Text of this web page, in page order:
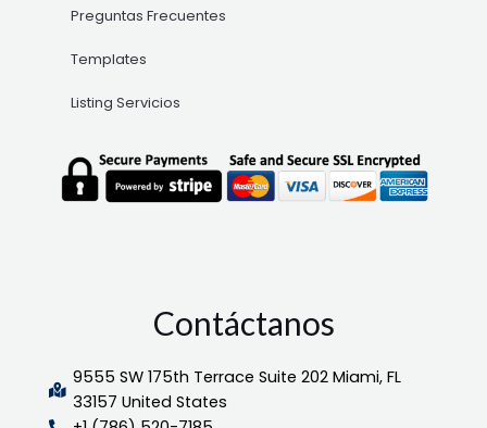
Preguntas Frecuentes
Templates
Listing Servicios
Contáctanos
9555 SW 175th Terrace Suite 202 Miami, FL
33157 United States